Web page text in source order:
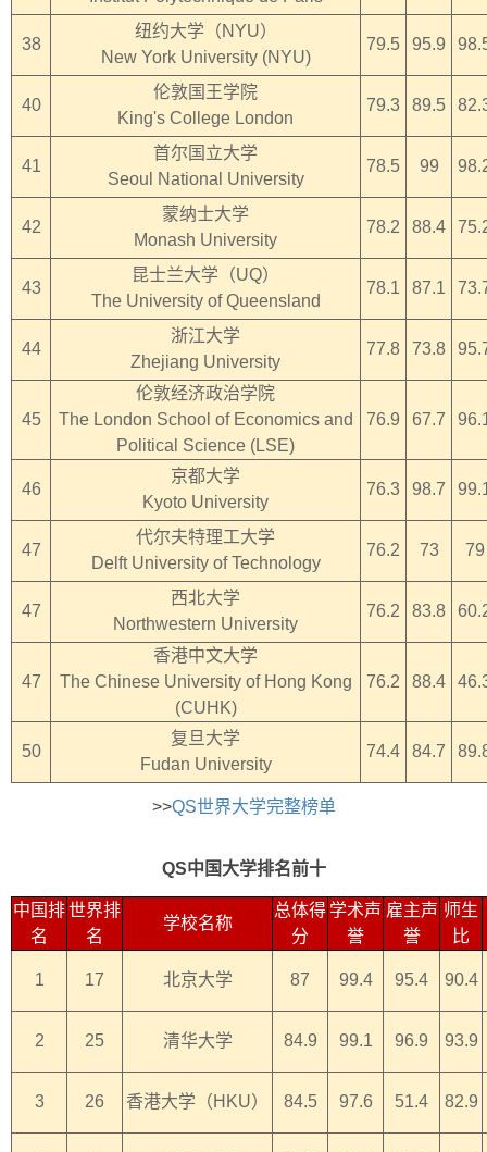
38
纽约大学（NYU）
New York University (NYU)
79.5 95.9
40
伦敦国王学院
King's College London
79.3 89.5
41
首尔国立大学
Seoul National University
78.5 99
42
蒙纳士大学
Monash University
78.2 88.4
43
昆士兰大学（UQ）
The University of Queensland
78.1 87.1
44
浙江大学
Zhejiang University
77.8 73.8
45
伦敦经济政治学院
The London School of Economics and
Political Science (LSE)
76.9 67.7
46
京都大学
Kyoto University
76.3 98.7
47
代尔夫特理工大学
Delft University of Technology
76.2 73 79
47
西北大学
Northwestern University
76.2 83.8
47
香港中文大学
The Chinese University of Hong Kong
(CUHK)
76.2 88.4
50
复旦大学
Fudan University
74.4 84.7
>>QS世界大学完整榜单
QS中国大学排名前十
中国排
名
世界排
名
学校名称
总体得
分
学术声
誉
雇主声
誉
师生
比
1 17 北京大学 87 99.4 95.4 90.4
2 25 清华大学 84.9 99.1 96.9 93.9
3 26 香港大学（HKU） 84.5 97.6 51.4 82.9